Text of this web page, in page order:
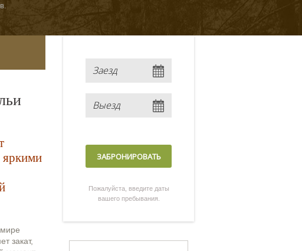
.
яркими
закат,
Пожалуйста, введите даты
вашего пребывания.